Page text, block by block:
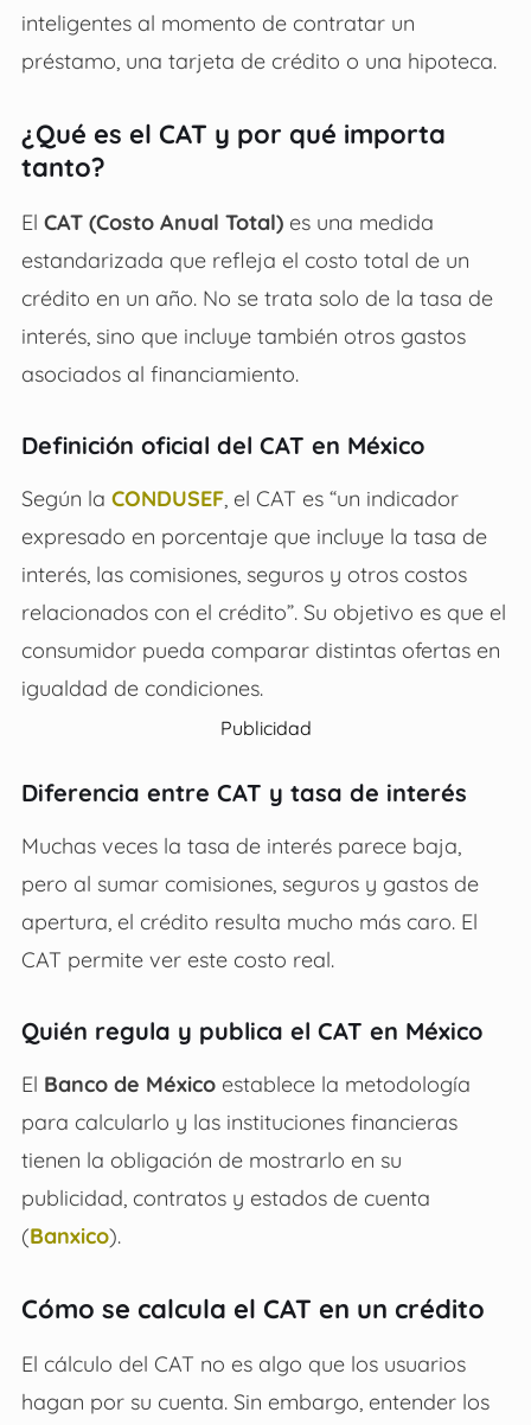
inteligentes al momento de contratar un
préstamo, una tarjeta de crédito o una hipoteca.
¿Qué es el CAT y por qué importa
tanto?
El CAT (Costo Anual Total)es una medida
estandarizada que refleja el costo total de un
crédito en un año. No se trata solo de la tasa de
interés, sino que incluye también otros gastos
asociados al financiamiento.
Definición oficial del CAT en México
Según la CONDUSEF, el CAT es “un indicador
expresado en porcentaje que incluye la tasa de
interés, las comisiones, seguros y otros costos
relacionados con el crédito”. Su objetivo es que el
consumidor pueda comparar distintas ofertas en
igualdad de condiciones.
Publicidad
Diferencia entre CAT y tasa de interés
Muchas veces la tasa de interés parece baja,
pero al sumar comisiones, seguros y gastos de
apertura, el crédito resulta mucho más caro. El
CAT permite ver este costo real.
Quién regula y publica el CAT en México
El Banco de Méxicoestablece la metodología
para calcularlo y las instituciones financieras
tienen la obligación de mostrarlo en su
publicidad, contratos y estados de cuenta
(Banxico).
Cómo se calcula el CAT en un crédito
El cálculo del CAT no es algo que los usuarios
hagan por su cuenta. Sin embargo, entender los